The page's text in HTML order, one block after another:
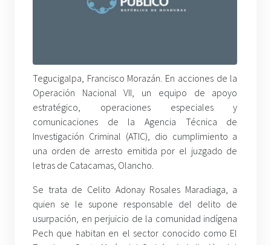
Tegucigalpa, Francisco Morazán. En acciones de la
Operación Nacional VII, un equipo de apoyo
estratégico, operaciones especiales y
comunicaciones de la Agencia Técnica de
Investigación Criminal (ATIC), dio cumplimiento a
una orden de arresto emitida por el juzgado de
letras de Catacamas, Olancho.
Se trata de Celito Adonay Rosales Maradiaga, a
quien se le supone responsable del delito de
usurpación, en perjuicio de la comunidad indígena
Pech que habitan en el sector conocido como El